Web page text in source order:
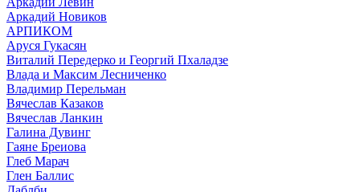
Аркадий Новиков
АРПИКОМ
Аруся Гукасян
Виталий Передерко и Георгий Пхаладзе
Влада и Максим Лесниченко
Владимир Перельман
Вячеслав Казаков
Вячеслав Ланкин
Галина Дувинг
Гаяне Бреиова
Глеб Марач
Глен Баллис